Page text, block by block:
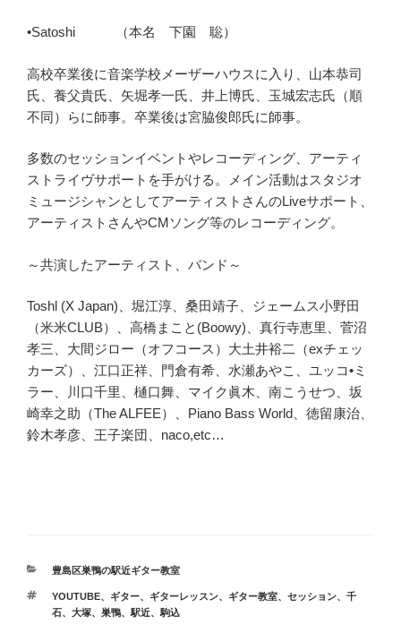
•Satoshi （本名 下園 聡）
高校卒業後に音楽学校メーザーハウスに入り、山本恭司
氏、養父貴氏、矢堀孝一氏、井上博氏、玉城宏志氏（順
不同）らに師事。卒業後は宮脇俊郎氏に師事。
多数のセッションイベントやレコーディング、アーティ
ストライヴサポートを手がける。メイン活動はスタジオ
ミュージシャンとしてアーティストさんのLiveサポート、
アーティストさんやCMソング等のレコーディング。
～共演したアーティスト、バンド～
Toshl (X Japan)、堀江淳、桑田靖子、ジェームス小野田
（米米CLUB）、高橋まこと(Boowy)、真行寺恵里、菅沼
孝三、大間ジロー（オフコース）大土井裕二（exチェッ
カーズ）、江口正祥、門倉有希、水瀬あやこ、ユッコ•ミ
ラー、川口千里、樋口舞、マイク眞木、南こうせつ、坂
崎幸之助（The ALFEE）、Piano Bass World、徳留康治、
鈴木孝彦、王子楽団、naco,etc…
カ
ゴ
リ
豊島区巣鴨の駅近ギター教室
タ
グ
YOUTUBE、 ギター、 ギターレッスン、 ギター教室、 セッション、 千
石、 大塚、 巣鴨、 駅近、 駒込